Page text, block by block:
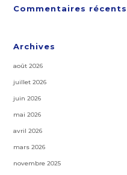
Commentaires récents
Archives
août 2026
juillet 2026
juin 2026
mai 2026
avril 2026
mars 2026
novembre 2025